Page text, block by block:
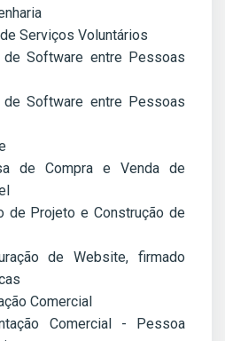
Serviços Voluntários
Software entre Pessoas
Software entre Pessoas
de Compra e Venda de
de Projeto e Construção de
de Website, firmado
Comercial
Comercial - Pessoa